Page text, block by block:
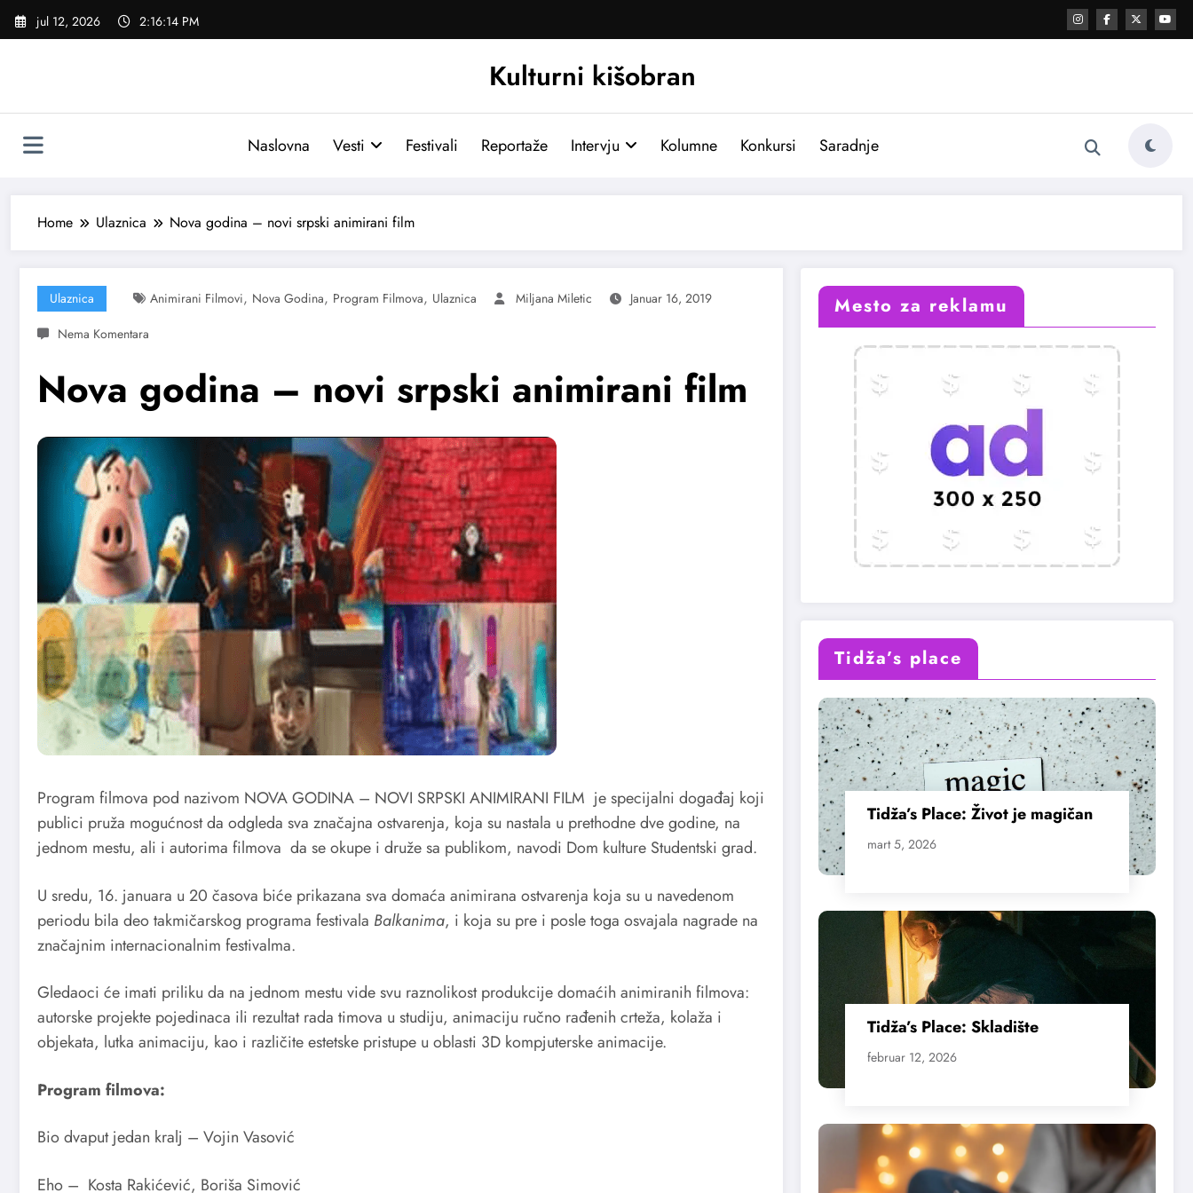
Skoči
jul 12, 2026 2:16:15 PM
Kulturni kišobran
Naslovna Vesti Festivali Reportaže Intervju Kolumne Konkursi Saradnje
Home Ulaznica Nova godina – novi srpski animirani film
Ulaznica Animirani Filmovi, Nova Godina, Program Filmova, Ulaznica Miljana Miletic Januar 16, 2019
Nova godina – novi srpski animirani film
Program filmova pod nazivom NOVA GODINA – NOVI SRPSKI ANIMIRANI FILM je specijalni događaj koji
publici pruža mogućnost da odgleda sva značajna ostvarenja, koja su nastala u prethodne dve godine, na
jednom mestu, ali i autorima filmova da se okupe i druže sa publikom, navodi Dom kulture Studentski grad.
U sredu, 16. januara u 20 časova biće prikazana sva domaća animirana ostvarenja koja su u navedenom
periodu bila deo takmičarskog programa festivala Balkanima, i koja su pre i posle toga osvajala nagrade na
značajnim internacionalnim festivalma.
Gledaoci će imati priliku da na jednom mestu vide svu raznolikost produkcije domaćih animiranih filmova:
autorske projekte pojedinaca ili rezultat rada timova u studiju, animaciju ručno rađenih crteža, kolaža i
objekata, lutka animaciju, kao i različite estetske pristupe u oblasti 3D kompjuterske animacije.
Program filmova:
Bio dvaput jedan kralj – Vojin Vasović
Eho – Kosta Rakićević, Boriša Simović
Mesto za reklamu
Tidža’s place
Tidža’s Place: Život je magičan
mart 5, 2026
Tidža’s Place: Skladište
februar 12, 2026